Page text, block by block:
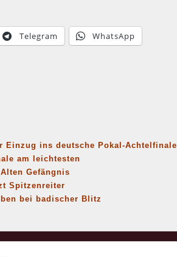
Telegram WhatsApp
Einzug ins deutsche Pokal-Achtelfinale
am leichtesten
Gefängnis
Spitzenreiter
bei badischer Blitz